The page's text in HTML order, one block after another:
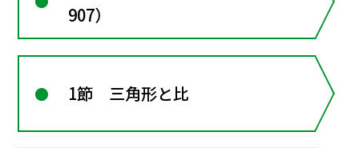
907）
1節 三角形と比